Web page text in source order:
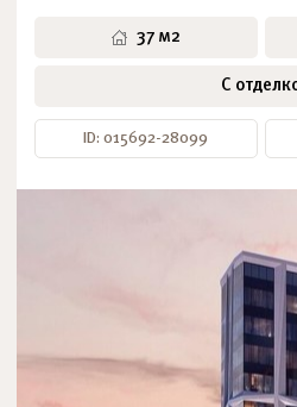
37 м2
С
ID: 015692-28099